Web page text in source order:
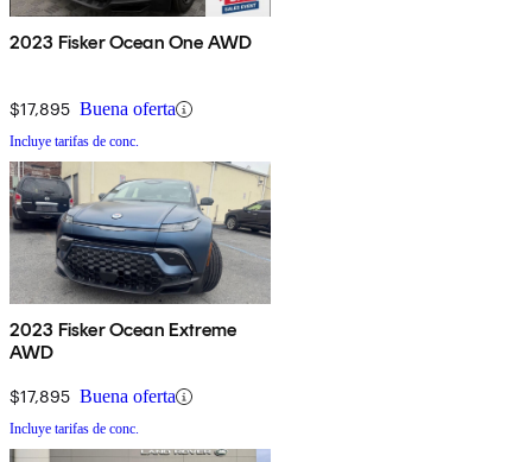
2023 Fisker Ocean One AWD
$17,895 Buena oferta
Incluye tarifas de conc.
2023 Fisker Ocean Extreme
AWD
$17,895 Buena oferta
Incluye tarifas de conc.